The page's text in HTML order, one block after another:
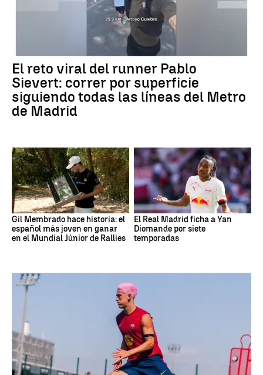
El reto viral del runner Pablo
Sievert: correr por superficie
siguiendo todas las líneas del Metro
de Madrid
Gil Membrado hace historia: el
español más joven en ganar
en el Mundial Júnior de Rallies
El Real Madrid ficha a Yan
Diomande por siete
temporadas